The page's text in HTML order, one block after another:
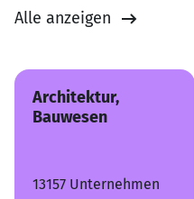
Alle anzeigen
Architektur,
Bauwesen
13157 Unternehmen